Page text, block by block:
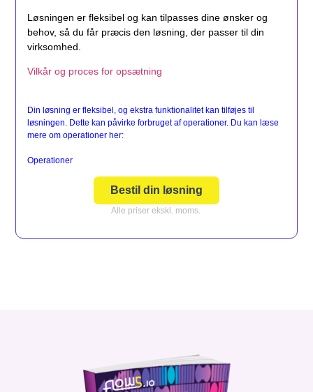
Løsningen er fleksibel og kan tilpasses dine ønsker og
behov, så du får præcis den løsning, der passer til din
virksomhed.
Vilkår og proces for opsætning
Din løsning er fleksibel, og ekstra funktionalitet kan tilføjes til
løsningen. Dette kan påvirke forbruget af operationer. Du kan læse
mere om operationer her:
Operationer
Bestil din løsning
Alle priser ekskl. moms.